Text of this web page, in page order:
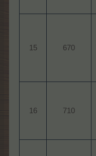
15 670
16 710